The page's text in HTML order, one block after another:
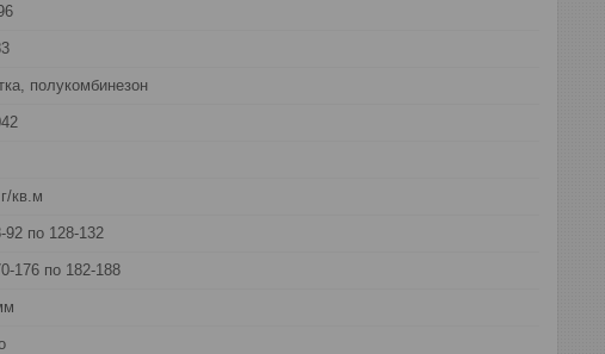
полукомбинезон
кв.м
92 по 128-132
176 по 182-188